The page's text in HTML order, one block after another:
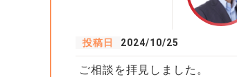
投稿日 2024/10/25
ご相談を拝見しました。